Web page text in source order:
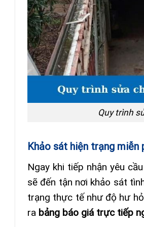
Quy trình
Khảo sát hiện trạng miễn
Ngay khi tiếp nhận yêu
sẽ đến tận nơi khảo sát
trạng thực tế như độ hư
ra bảng báo giá trực tiếp